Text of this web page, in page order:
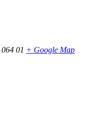
064 01 + Google Map